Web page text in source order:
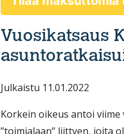
Vuosikatsaus
Julkaistu 11.01.2022
Korkein oikeus antoi
”toimialaan” liittyen, joita